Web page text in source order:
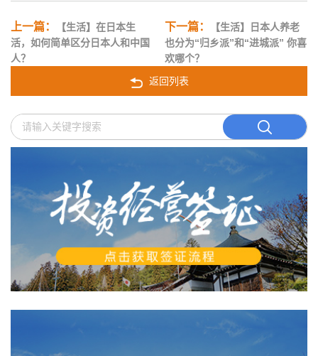
上一篇：
【生活】在日本生
活，如何简单区分日本人和中国
人？
下一篇：
【生活】日本人养老
也分为“归乡派”和“进城派” 你喜
欢哪个？
返回列表